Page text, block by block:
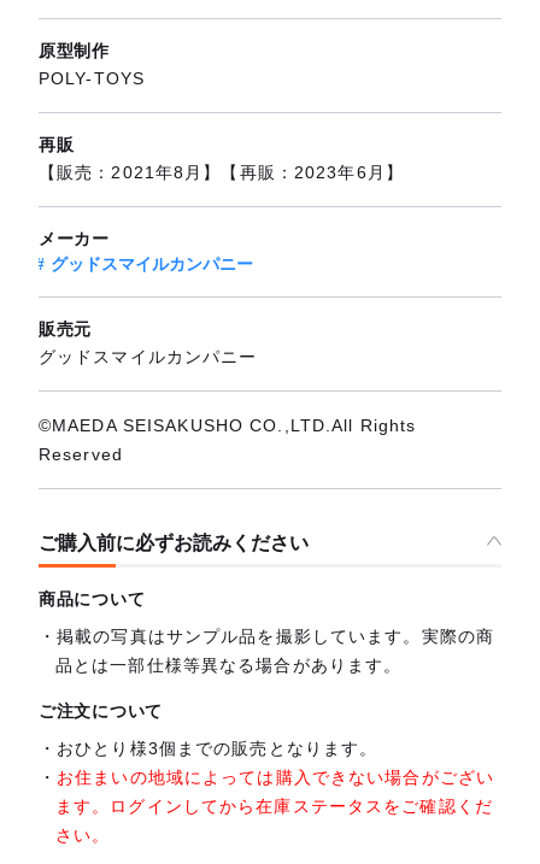
原型制作
POLY-TOYS
再販
【販売：2021年8月】【再販：2023年6月】
メーカー
グッドスマイルカンパニー
販売元
グッドスマイルカンパニー
©MAEDA SEISAKUSHO CO.,LTD.All Rights
Reserved
ご購入前に必ずお読みください
商品について
掲載の写真はサンプル品を撮影しています。実際の商
品とは一部仕様等異なる場合があります。
ご注文について
おひとり様3個までの販売となります。
お住まいの地域によっては購入できない場合がござい
ます。ログインしてから在庫ステータスをご確認くだ
さい。